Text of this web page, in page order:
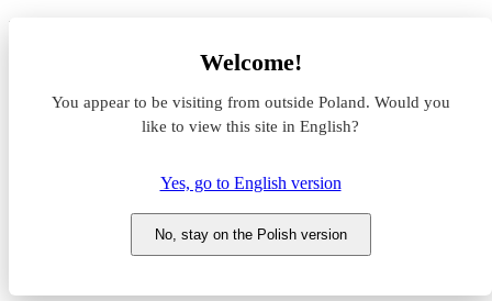
Welcome!
You appear to be visiting from outside Poland. Would you
like to view this site in English?
Yes, go to English version
No, stay on the Polish version
Lokalizacja